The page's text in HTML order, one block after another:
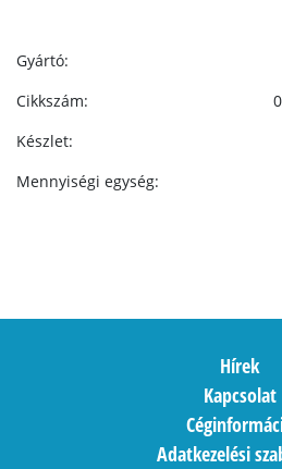
Gyártó:
Cikkszám:
Készlet:
Mennyiségi egység:
Hírek
Kapcsolat
Adatkezelési